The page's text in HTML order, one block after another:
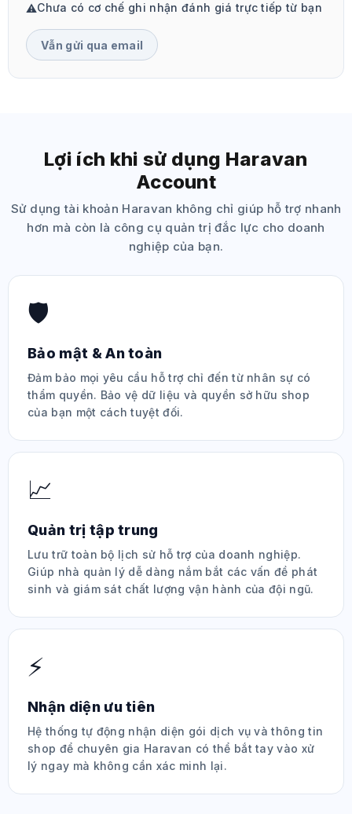
⚠️Chưa có cơ chế ghi nhận đánh giá trực tiếp từ bạn
Vẫn gửi qua email
Lợi ích khi sử dụng Haravan
Account
Sử dụng tài khoản Haravan không chỉ giúp hỗ trợ nhanh
hơn mà còn là công cụ quản trị đắc lực cho doanh
nghiệp của bạn.
🛡️
Bảo mật & An toàn
Đảm bảo mọi yêu cầu hỗ trợ chỉ đến từ nhân sự có
thẩm quyền. Bảo vệ dữ liệu và quyền sở hữu shop
của bạn một cách tuyệt đối.
📈
Quản trị tập trung
Lưu trữ toàn bộ lịch sử hỗ trợ của doanh nghiệp.
Giúp nhà quản lý dễ dàng nắm bắt các vấn đề phát
sinh và giám sát chất lượng vận hành của đội ngũ.
⚡
Nhận diện ưu tiên
Hệ thống tự động nhận diện gói dịch vụ và thông tin
shop để chuyên gia Haravan có thể bắt tay vào xử
lý ngay mà không cần xác minh lại.